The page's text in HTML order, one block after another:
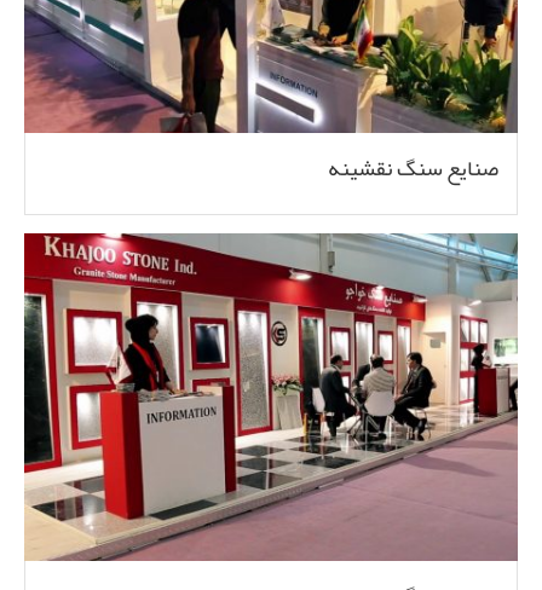
صنایع سنگ نقشینه